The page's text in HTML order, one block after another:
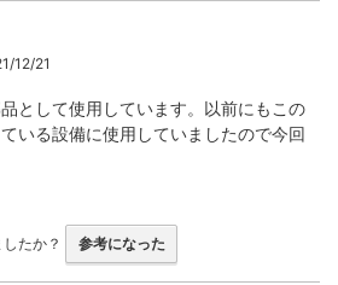
12/21
として使用しています。以前にもこの
いる設備に使用していましたので今回
たか？ 参考になった